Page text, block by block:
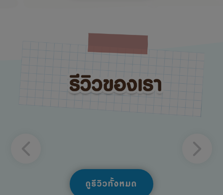
ดูรีวิวทั้งหมด